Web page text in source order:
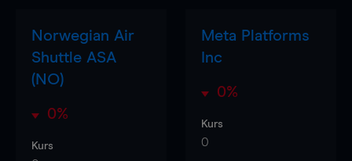
Norwegian Air
Shuttle ASA
(NO)
0%
Kurs
Meta Platforms
Inc
0%
Kurs
0